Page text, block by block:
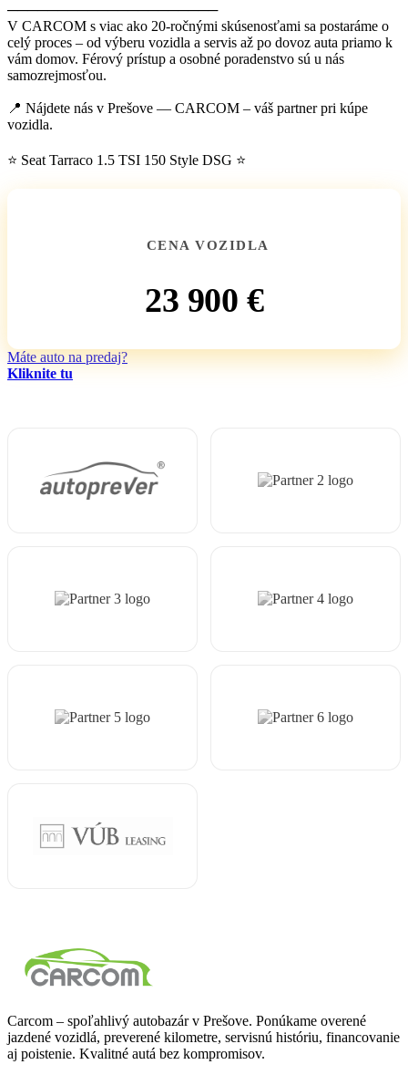
─────────────────────
V CARCOM s viac ako 20-ročnými skúsenosťami sa postaráme o
celý proces – od výberu vozidla a servis až po dovoz auta priamo k
vám domov. Férový prístup a osobné poradenstvo sú u nás
samozrejmosťou.
📍 Nájdete nás v Prešove — CARCOM – váš partner pri kúpe
vozidla.
⭐ Seat Tarraco 1.5 TSI 150 Style DSG ⭐
CENA VOZIDLA
23 900 €
Máte auto na predaj?
Kliknite tu
Carcom – spoľahlivý autobazár v Prešove. Ponúkame overené
jazdené vozidlá, preverené kilometre, servisnú históriu, financovanie
aj poistenie. Kvalitné autá bez kompromisov.